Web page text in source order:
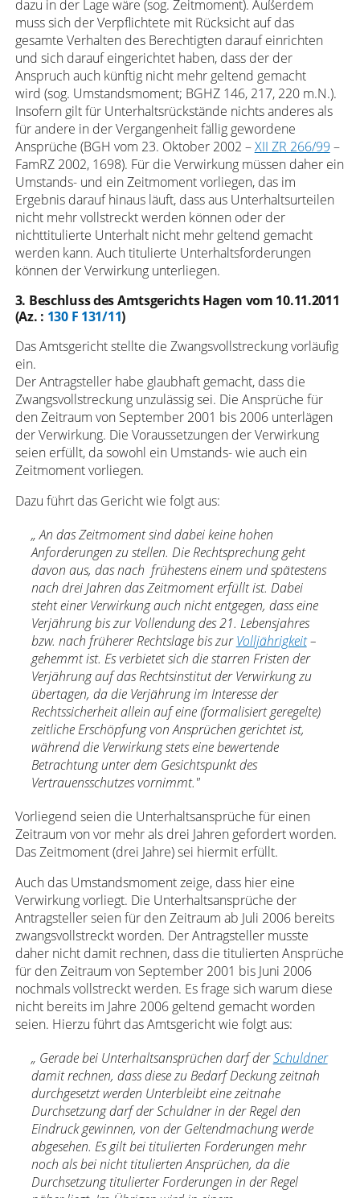
dazu in der Lage wäre (sog. Zeitmoment). Außerdem
muss sich der Verpflichtete mit Rücksicht auf das
gesamte Verhalten des Berechtigten darauf einrichten
und sich darauf eingerichtet haben, dass der der
Anspruch auch künftig nicht mehr geltend gemacht
wird (sog. Umstandsmoment; BGHZ 146, 217, 220 m.N.).
Insofern gilt für Unterhaltsrückstände nichts anderes als
für andere in der Vergangenheit fällig gewordene
Ansprüche (BGH vom 23. Oktober 2002 –XII ZR 266/99 –
FamRZ 2002, 1698). Für die Verwirkung müssen daher ein
Umstands- und ein Zeitmoment vorliegen, das im
Ergebnis darauf hinaus läuft, dass aus Unterhaltsurteilen
nicht mehr vollstreckt werden können oder der
nichttitulierte Unterhalt nicht mehr geltend gemacht
werden kann. Auch titulierte Unterhaltsforderungen
können der Verwirkung unterliegen.
3. Beschluss des Amtsgerichts Hagen vom 10.11.2011
(Az. : 130 F 131/11)
Das Amtsgericht stellte die Zwangsvollstreckung vorläufig
ein.
Der Antragsteller habe glaubhaft gemacht, dass die
Zwangsvollstreckung unzulässig sei. Die Ansprüche für
den Zeitraum von September 2001 bis 2006 unterlägen
der Verwirkung. Die Voraussetzungen der Verwirkung
seien erfüllt, da sowohl ein Umstands- wie auch ein
Zeitmoment vorliegen.
Dazu führt das Gericht wie folgt aus:
„ An das Zeitmoment sind dabei keine hohen
Anforderungen zu stellen. Die Rechtsprechung geht
davon aus, das nach frühestens einem und spätestens
nach drei Jahren das Zeitmoment erfüllt ist. Dabei
steht einer Verwirkung auch nicht entgegen, dass eine
Verjährung bis zur Vollendung des 21. Lebensjahres
bzw. nach früherer Rechtslage bis zurVolljährigkeit–
gehemmt ist. Es verbietet sich die starren Fristen der
Verjährung auf das Rechtsinstitut der Verwirkung zu
übertagen, da die Verjährung im Interesse der
Rechtssicherheit allein auf eine (formalisiert geregelte)
zeitliche Erschöpfung von Ansprüchen gerichtet ist,
während die Verwirkung stets eine bewertende
Betrachtung unter dem Gesichtspunkt des
Vertrauensschutzes vornimmt."
Vorliegend seien die Unterhaltsansprüche für einen
Zeitraum von vor mehr als drei Jahren gefordert worden.
Das Zeitmoment (drei Jahre) sei hiermit erfüllt.
Auch das Umstandsmoment zeige, dass hier eine
Verwirkung vorliegt. Die Unterhaltsansprüche der
Antragsteller seien für den Zeitraum ab Juli 2006 bereits
zwangsvollstreckt worden. Der Antragsteller musste
daher nicht damit rechnen, dass die titulierten Ansprüche
für den Zeitraum von September 2001 bis Juni 2006
nochmals vollstreckt werden. Es frage sich warum diese
nicht bereits im Jahre 2006 geltend gemacht worden
seien. Hierzu führt das Amtsgericht wie folgt aus:
„ Gerade bei Unterhaltsansprüchen darf derSchuldner
damit rechnen, dass diese zu Bedarf Deckung zeitnah
durchgesetzt werden Unterbleibt eine zeitnahe
Durchsetzung darf der Schuldner in der Regel den
Eindruck gewinnen, von der Geltendmachung werde
abgesehen. Es gilt bei titulierten Forderungen mehr
noch als bei nicht titulierten Ansprüchen, da die
Durchsetzung titulierter Forderungen in der Regel